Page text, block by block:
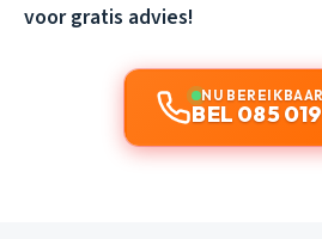
voor gratis advies!
NU BEREIKBAAR
BEL 085